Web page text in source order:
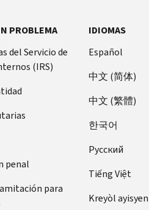
PROBLEMA
del Servicio de
(IRS)
penal
para
IDIOMAS
Español
中文 (简体)
中文 (繁體)
한국어
Pусский
Tiếng Việt
Kreyòl ayisyen